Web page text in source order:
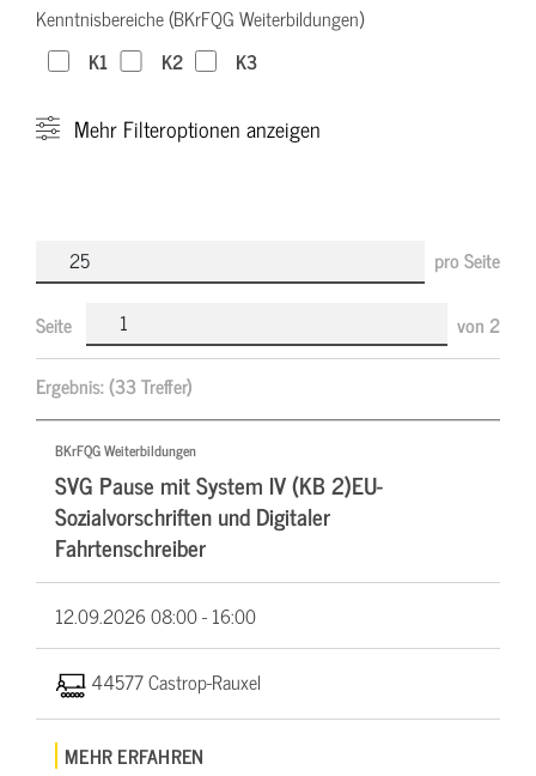
Kenntnisbereiche (BKrFQG Weiterbildungen)
K1
K2 K3
Mehr Filteroptionen anzeigen
pro Seite
Seite von2
Ergebnis:(33 Treffer)
BKrFQG Weiterbildungen
SVG Pause mit System IV (KB 2)EU-
Sozialvorschriften und Digitaler
Fahrtenschreiber
12.09.202608:00 - 16:00
44577 Castrop-Rauxel
MEHR ERFAHREN